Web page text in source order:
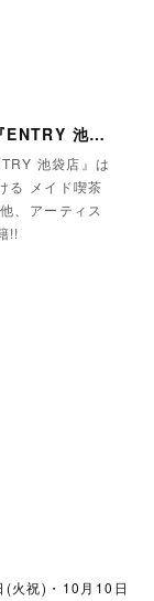
カジュアルメイドカフェ『ENTRY 池袋店』
池袋店』は
る メイド喫茶
、アーティス
!!
(火祝)・10月10日